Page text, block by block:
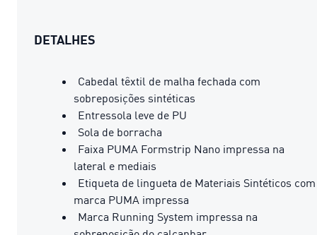
DETALHES
Cabedal têxtil de malha fechada com
sobreposições sintéticas
Entressola leve de PU
Sola de borracha
Faixa PUMA Formstrip Nano impressa na
lateral e mediais
Etiqueta de lingueta de Materiais Sintéticos com
marca PUMA impressa
Marca Running System impressa na